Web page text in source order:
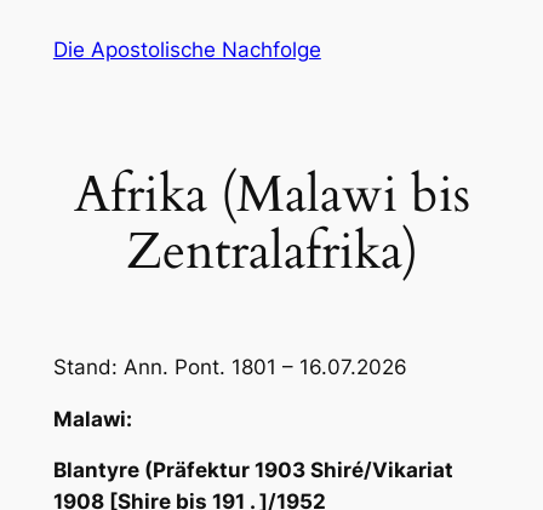
InhaltDie Apostolische Nachfolge
Afrika (Malawi bis
Zentralafrika)
Stand: Ann. Pont. 1801 – 16.07.2026
Malawi:
Blantyre (Präfektur 1903 Shiré/Vikariat
1908 [Shire bis 191 . ]/1952